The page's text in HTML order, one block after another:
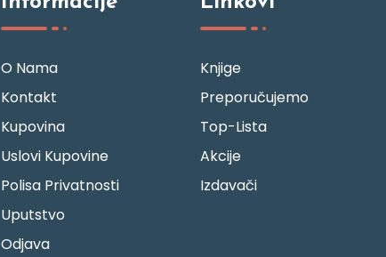
O Nama
Kontakt
Kupovina
Uslovi Kupovine
Polisa Privatnosti
Uputstvo
Odjava
Knjige
Preporučujemo
Top-Lista
Akcije
Izdavači